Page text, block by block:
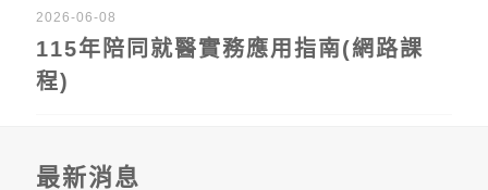
2026-06-08
115年陪同就醫實務應用指南(網路課
程)
最新消息